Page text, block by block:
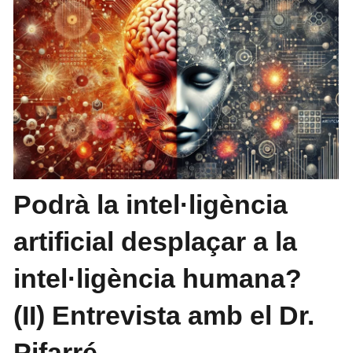
Podrà la intel·ligència
artificial desplaçar a la
intel·ligència humana?
(II) Entrevista amb el Dr.